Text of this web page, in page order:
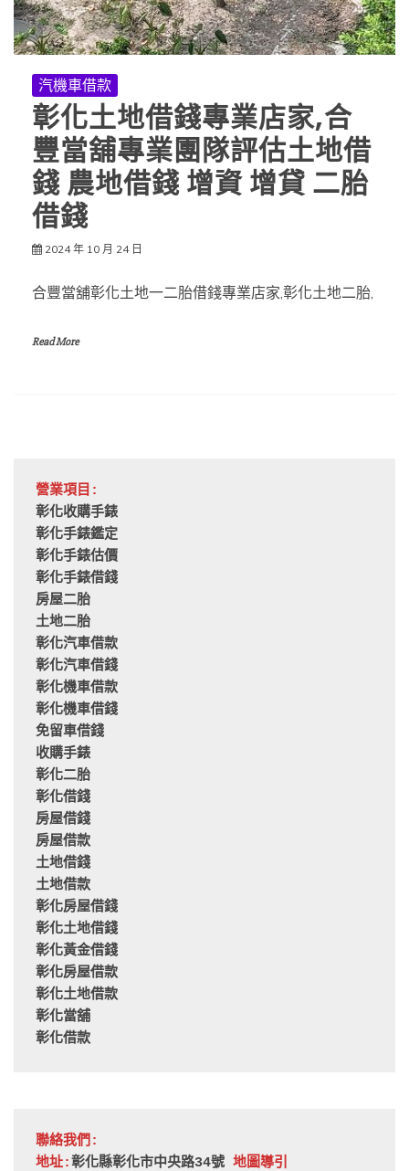
汽機車借款
彰化土地借錢專業店家,合
豐當舖專業團隊評估土地借
錢 農地借錢 增資 增貸 二胎
借錢
2024 年 10 月 24 日
合豐當舖彰化土地一二胎借錢專業店家,彰化土地二胎,
Read More
營業項目:
彰化收購手錶
彰化手錶鑑定
彰化手錶估價
彰化手錶借錢
房屋二胎
土地二胎
彰化汽車借款
彰化汽車借錢
彰化機車借款
彰化機車借錢
免留車借錢
收購手錶
彰化二胎
彰化借錢
房屋借錢
房屋借款
土地借錢
土地借款
彰化房屋借錢
彰化土地借錢
彰化黃金借錢
彰化房屋借款
彰化土地借款
彰化當舖
彰化借款
聯絡我們:
地址:彰化縣彰化市中央路34號 地圖導引